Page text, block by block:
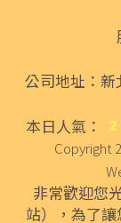
公司地址：
本日人氣：
Copyright
非常歡迎您
站），為了